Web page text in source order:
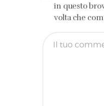
in questo
volta che